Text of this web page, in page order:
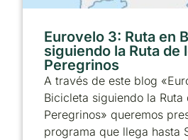
Eurovelo 3: Ruta en
siguiendo la Ruta de
Peregrinos
A través de este blog
Bicicleta siguiendo la Ruta
Peregrinos» queremos
programa que llega hasta